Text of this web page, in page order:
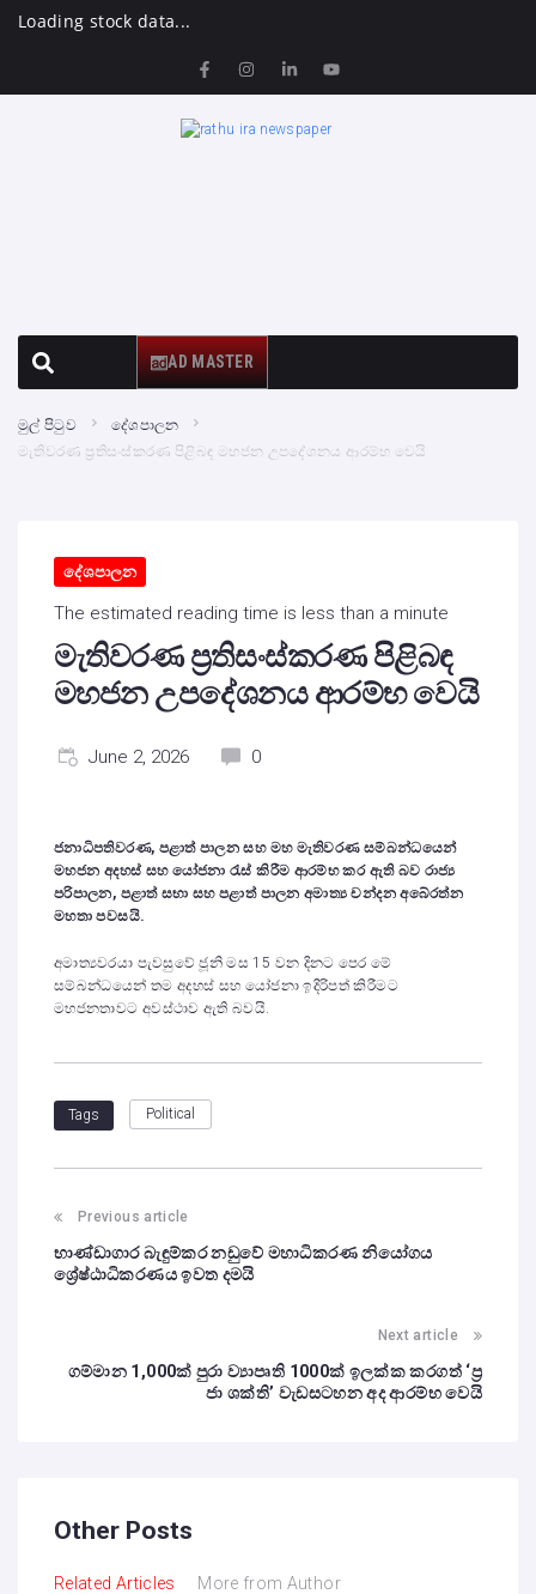
Loading stock data...
AD MASTER
මුල් පිටුව
දේශපාලන
මැතිවරණ ප්‍රතිසංස්කරණ පිළිබඳ මහජන උපදේශනය ආරම්භ වෙයි
දේශපාලන
The estimated reading time is less than a minute
මැතිවරණ ප්‍රතිසංස්කරණ පිළිබඳ
මහජන උපදේශනය ආරම්භ වෙයි
June 2, 2026 0
ජනාධිපතිවරණ, පළාත් පාලන සහ මහ මැතිවරණ සම්බන්ධයෙන්
මහජන අදහස් සහ යෝජනා රැස් කිරීම ආරම්භ කර ඇති බව රාජ්‍ය
පරිපාලන, පළාත් සභා සහ පළාත් පාලන අමාත්‍ය චන්දන අබේරත්න
මහතා පවසයි.
අමාත්‍යවරයා පැවසුවේ ජූනි මස 15 වන දිනට පෙර මේ
සම්බන්ධයෙන් තම අදහස් සහ යෝජනා ඉදිරිපත් කිරීමට
මහජනතාවට අවස්ථාව ඇති බවයි.
Tags Political
Previous article
භාණ්ඩාගාර බැඳුම්කර නඩුවේ මහාධිකරණ නියෝගය
ශ්‍රේෂ්ඨාධිකරණය ඉවත දමයි
Next article
ගම්මාන 1,000ක් පුරා ව්‍යාපෘති 1000ක් ඉලක්ක කරගත් ‘ප්‍ර
ජා ශක්ති’ වැඩසටහන අද ආරම්භ වෙයි
Other Posts
Related Articles More from Author